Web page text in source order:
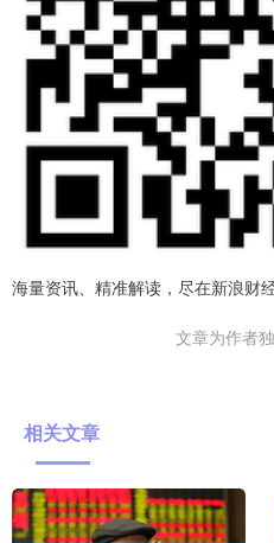
海量资讯、精准解读，尽在新浪财
文章为作者
相关文章